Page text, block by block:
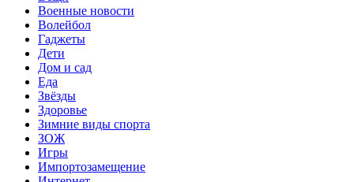
Военные новости
Волейбол
Гаджеты
Дети
Дом и сад
Еда
Звёзды
Здоровье
Зимние виды спорта
ЗОЖ
Игры
Импортозамещение